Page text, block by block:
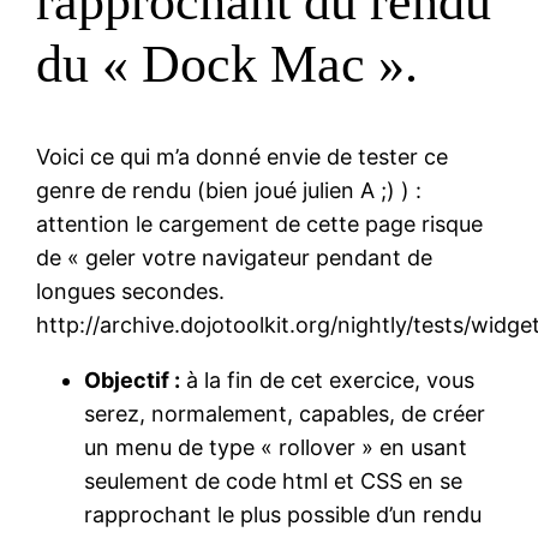
du « Dock Mac ».
Voici ce qui m’a donné envie de tester ce
genre de rendu (bien joué julien A ;) ) :
attention le cargement de cette page risque
de « geler votre navigateur pendant de
longues secondes.
http://archive.dojotoolkit.org/nightly/tests/
Objectif : à la fin de cet exercice, vous
serez, normalement, capables, de créer
un menu de type « rollover » en usant
seulement de code html et CSS en se
rapprochant le plus possible d’un rendu